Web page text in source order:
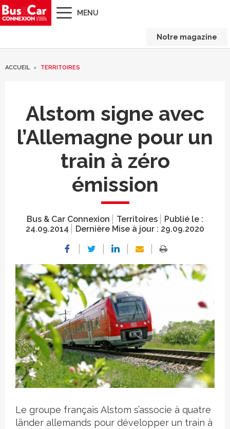
MENU
Notre magazine
ACCUEIL TERRITOIRES
Alstom signe avec
l’Allemagne pour un
train à zéro
émission
Bus & Car Connexion Territoires
Publié le :
24.09.2014
Dernière Mise à jour : 29.09.2020
Crédit photo
Le groupe français Alstom s’associe à quatre
länder allemands pour développer un train à